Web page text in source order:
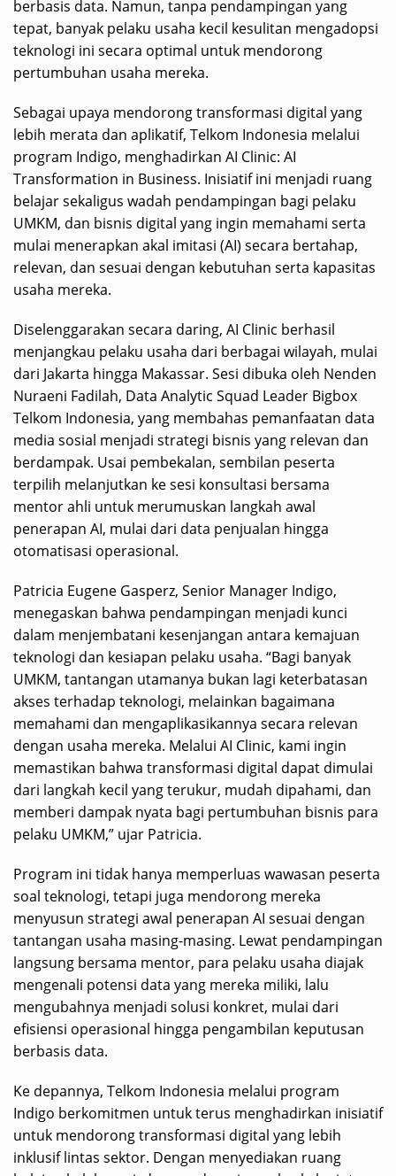
berbasis data. Namun, tanpa pendampingan yang
tepat, banyak pelaku usaha kecil kesulitan mengadopsi
teknologi ini secara optimal untuk mendorong
pertumbuhan usaha mereka.
Sebagai upaya mendorong transformasi digital yang
lebih merata dan aplikatif, Telkom Indonesia melalui
program Indigo, menghadirkan AI Clinic: AI
Transformation in Business. Inisiatif ini menjadi ruang
belajar sekaligus wadah pendampingan bagi pelaku
UMKM, dan bisnis digital yang ingin memahami serta
mulai menerapkan akal imitasi (AI) secara bertahap,
relevan, dan sesuai dengan kebutuhan serta kapasitas
usaha mereka.
Diselenggarakan secara daring, AI Clinic berhasil
menjangkau pelaku usaha dari berbagai wilayah, mulai
dari Jakarta hingga Makassar. Sesi dibuka oleh Nenden
Nuraeni Fadilah, Data Analytic Squad Leader Bigbox
Telkom Indonesia, yang membahas pemanfaatan data
media sosial menjadi strategi bisnis yang relevan dan
berdampak. Usai pembekalan, sembilan peserta
terpilih melanjutkan ke sesi konsultasi bersama
mentor ahli untuk merumuskan langkah awal
penerapan AI, mulai dari data penjualan hingga
otomatisasi operasional.
Patricia Eugene Gasperz, Senior Manager Indigo,
menegaskan bahwa pendampingan menjadi kunci
dalam menjembatani kesenjangan antara kemajuan
teknologi dan kesiapan pelaku usaha. “Bagi banyak
UMKM, tantangan utamanya bukan lagi keterbatasan
akses terhadap teknologi, melainkan bagaimana
memahami dan mengaplikasikannya secara relevan
dengan usaha mereka. Melalui AI Clinic, kami ingin
memastikan bahwa transformasi digital dapat dimulai
dari langkah kecil yang terukur, mudah dipahami, dan
memberi dampak nyata bagi pertumbuhan bisnis para
pelaku UMKM,” ujar Patricia.
Program ini tidak hanya memperluas wawasan peserta
soal teknologi, tetapi juga mendorong mereka
menyusun strategi awal penerapan AI sesuai dengan
tantangan usaha masing-masing. Lewat pendampingan
langsung bersama mentor, para pelaku usaha diajak
mengenali potensi data yang mereka miliki, lalu
mengubahnya menjadi solusi konkret, mulai dari
efisiensi operasional hingga pengambilan keputusan
berbasis data.
Ke depannya, Telkom Indonesia melalui program
Indigo berkomitmen untuk terus menghadirkan inisiatif
untuk mendorong transformasi digital yang lebih
inklusif lintas sektor. Dengan menyediakan ruang